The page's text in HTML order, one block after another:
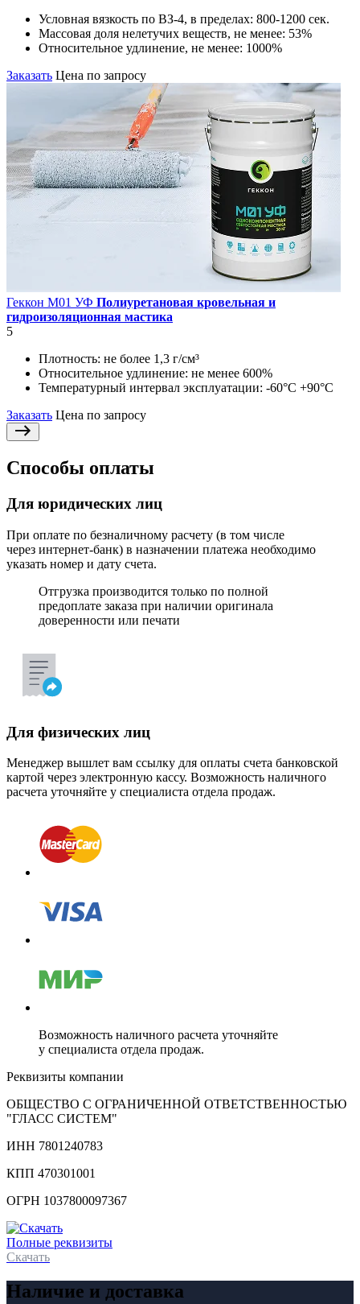
Условная вязкость по ВЗ-4, в пределах: 800-1200 сек.
Массовая доля нелетучих веществ, не менее: 53%
Относительное удлинение, не менее: 1000%
Заказать Цена по запросу
Геккон М01 УФ Полиуретановая кровельная и
гидроизоляционная мастика
5
Плотность: не более 1,3 г/см³
Относительное удлинение: не менее 600%
Температурный интервал эксплуатации: -60°С +90°С
Заказать Цена по запросу
Способы оплаты
Для юридических лиц
При оплате по безналичному расчету (в том числе
через интернет-банк) в назначении платежа необходимо
указать номер и дату счета.
Отгрузка производится только по полной
предоплате заказа при наличии оригинала
доверенности или печати
Для физических лиц
Менеджер вышлет вам ссылку для оплаты счета банковской
картой через электронную кассу. Возможность наличного
расчета уточняйте у специалиста отдела продаж.
Возможность наличного расчета уточняйте
у специалиста отдела продаж.
Реквизиты компании
ОБЩЕСТВО С ОГРАНИЧЕННОЙ ОТВЕТСТВЕННОСТЬЮ
"ГЛАСС СИСТЕМ"
ИНН 7801240783
КПП 470301001
ОГРН 1037800097367
Полные реквизиты
Скачать
Наличие и доставка